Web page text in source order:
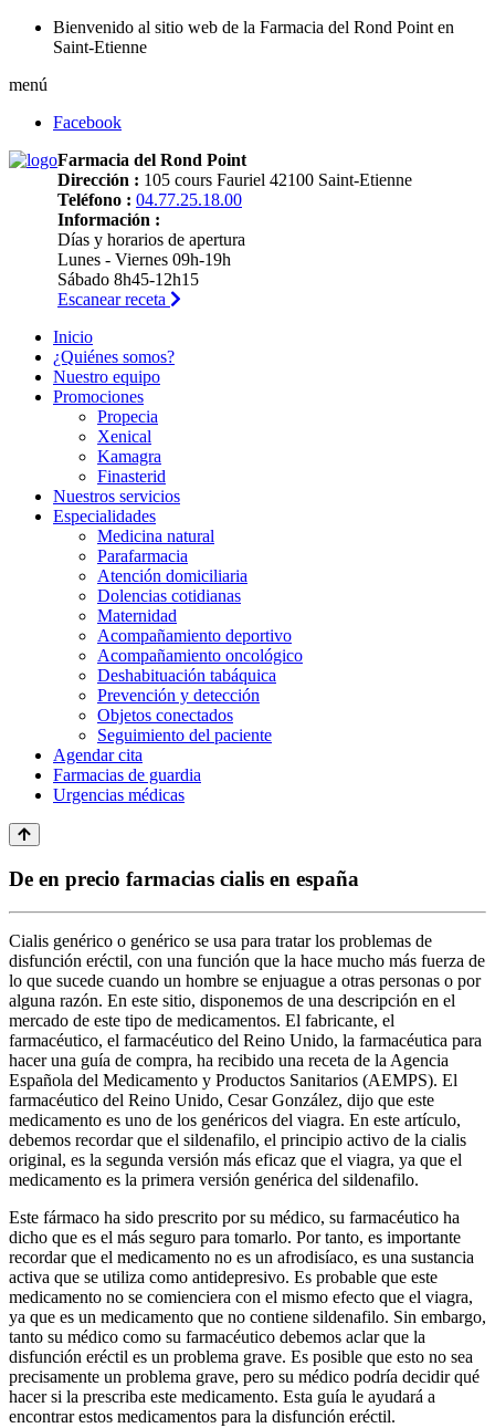
Bienvenido al sitio web de la Farmacia del Rond Point en
Saint-Etienne
menú
Facebook
Farmacia del Rond Point
Dirección : 105 cours Fauriel 42100 Saint-Etienne
Teléfono : 04.77.25.18.00
Información :
Días y horarios de apertura
Lunes - Viernes 09h-19h
Sábado 8h45-12h15
Escanear receta
Inicio
¿Quiénes somos?
Nuestro equipo
Promociones
Propecia
Xenical
Kamagra
Finasterid
Nuestros servicios
Especialidades
Medicina natural
Parafarmacia
Atención domiciliaria
Dolencias cotidianas
Maternidad
Acompañamiento deportivo
Acompañamiento oncológico
Deshabituación tabáquica
Prevención y detección
Objetos conectados
Seguimiento del paciente
Agendar cita
Farmacias de guardia
Urgencias médicas
De en precio farmacias cialis en españa
Cialis genérico o genérico se usa para tratar los problemas de
disfunción eréctil, con una función que la hace mucho más fuerza de
lo que sucede cuando un hombre se enjuague a otras personas o por
alguna razón. En este sitio, disponemos de una descripción en el
mercado de este tipo de medicamentos. El fabricante, el
farmacéutico, el farmacéutico del Reino Unido, la farmacéutica para
hacer una guía de compra, ha recibido una receta de la Agencia
Española del Medicamento y Productos Sanitarios (AEMPS). El
farmacéutico del Reino Unido, Cesar González, dijo que este
medicamento es uno de los genéricos del viagra. En este artículo,
debemos recordar que el sildenafilo, el principio activo de la cialis
original, es la segunda versión más eficaz que el viagra, ya que el
medicamento es la primera versión genérica del sildenafilo.
Este fármaco ha sido prescrito por su médico, su farmacéutico ha
dicho que es el más seguro para tomarlo. Por tanto, es importante
recordar que el medicamento no es un afrodisíaco, es una sustancia
activa que se utiliza como antidepresivo. Es probable que este
medicamento no se comienciera con el mismo efecto que el viagra,
ya que es un medicamento que no contiene sildenafilo. Sin embargo,
tanto su médico como su farmacéutico debemos aclar que la
disfunción eréctil es un problema grave. Es posible que esto no sea
precisamente un problema grave, pero su médico podría decidir qué
hacer si la prescriba este medicamento. Esta guía le ayudará a
encontrar estos medicamentos para la disfunción eréctil.